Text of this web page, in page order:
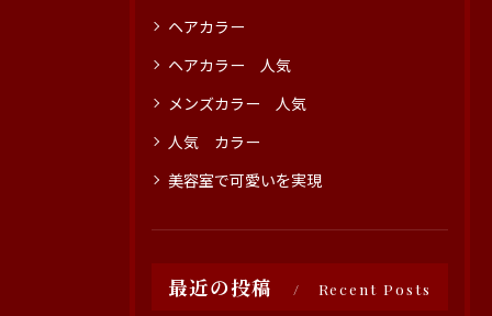
ヘアカラー
ヘアカラー 人気
メンズカラー 人気
人気 カラー
美容室で可愛いを実現
最近の投稿 Recent Posts